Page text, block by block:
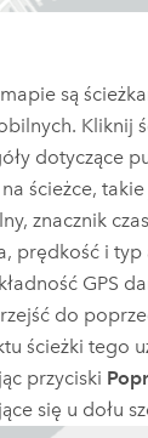
są
Kliknij
dotyczące
ścieżce,
znacznik
prędkość i typ
GPS
do
ścieżki tego
przyciski
się u dołu